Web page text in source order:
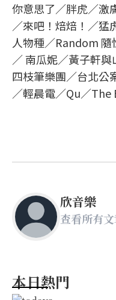
你意思了／胖虎／激
／來吧！焙焙！／猛
人物種／Random
／ 南瓜妮／黃子軒
四枝筆樂團／台北公
／輕晨電／Qu／
欣音樂
查看所有
本日熱門